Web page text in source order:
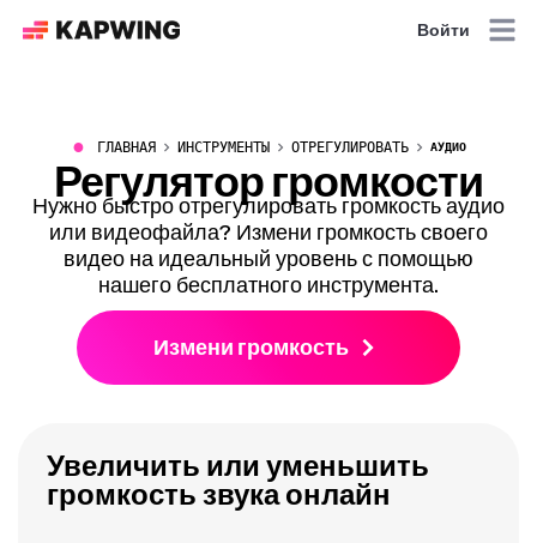
Войти
● ГЛАВНАЯ ИНСТРУМЕНТЫ ОТРЕГУЛИРОВАТЬ АУДИО
Регулятор громкости
Нужно быстро отрегулировать громкость аудио
или видеофайла? Измени громкость своего
видео на идеальный уровень с помощью
нашего бесплатного инструмента.
Измени громкость
Увеличить или уменьшить
громкость звука онлайн